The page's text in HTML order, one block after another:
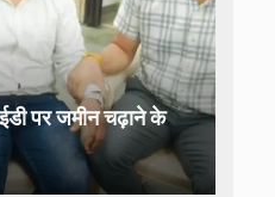
पर जमीन चढ़ाने के